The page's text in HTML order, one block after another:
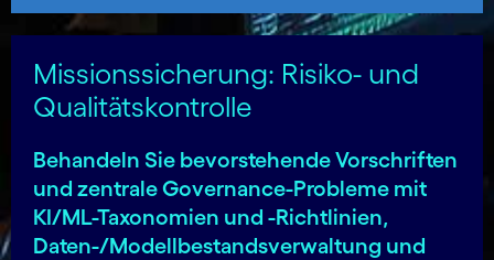
Missionssicherung: Risiko- und
Qualitätskontrolle
Behandeln Sie bevorstehende Vorschriften
und zentrale Governance-Probleme mit
KI/ML-Taxonomien und -Richtlinien,
Daten-/Modell­bestands­verwaltung und